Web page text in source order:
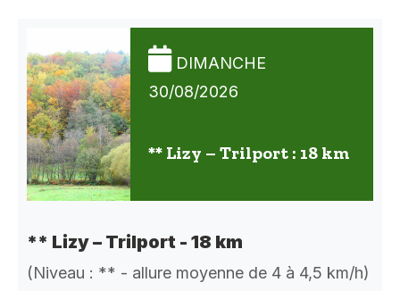
DIMANCHE
30/08/2026
** Lizy – Trilport : 18 km
** Lizy – Trilport - 18 km
(Niveau : ** - allure moyenne de 4 à 4,5 km/h)